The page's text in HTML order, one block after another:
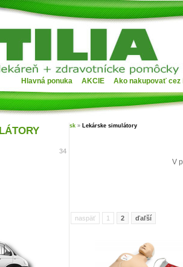
Hlavná ponuka AKCIE Ako nakupovať cez
sk » Lekárske simulátory
V
naspäť 1 2 ďaľší
34